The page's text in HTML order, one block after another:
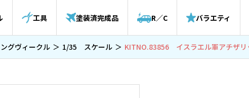
工具 塗装済完成品 R／C バラエティ
グヴィークル 1/35 スケール KITNO.83856 イスラエル軍アチザリ